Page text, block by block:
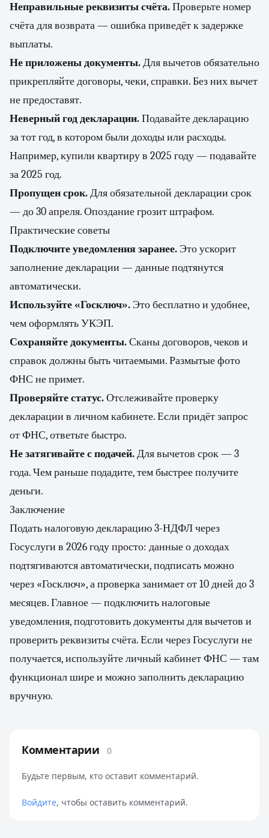
Неправильные реквизиты счёта.Проверьте номер
счёта для возврата — ошибка приведёт к задержке
выплаты.
Не приложены документы.Для вычетов обязательно
прикрепляйте договоры, чеки, справки. Без них вычет
не предоставят.
Неверный год декларации.Подавайте декларацию
за тот год, в котором были доходы или расходы.
Например, купили квартиру в 2025 году — подавайте
за 2025 год.
Пропущен срок.Для обязательной декларации срок
— до 30 апреля. Опоздание грозит штрафом.
Практические советы
Подключите уведомления заранее. Это ускорит
заполнение декларации — данные подтянутся
автоматически.
Используйте «Госключ». Это бесплатно и удобнее,
чем оформлять УКЭП.
Сохраняйте документы.Сканы договоров, чеков и
справок должны быть читаемыми. Размытые фото
ФНС не примет.
Проверяйте статус.Отслеживайте проверку
декларации в личном кабинете. Если придёт запрос
от ФНС, ответьте быстро.
Не затягивайте с подачей.Для вычетов срок — 3
года. Чем раньше подадите, тем быстрее получите
деньги.
Заключение
Подать налоговую декларацию 3-НДФЛ через
Госуслуги в 2026 году просто: данные о доходах
подтягиваются автоматически, подписать можно
через «Госключ», а проверка занимает от 10 дней до 3
месяцев. Главное — подключить налоговые
уведомления, подготовить документы для вычетов и
проверить реквизиты счёта. Если через Госуслуги не
получается, используйте личный кабинет ФНС — там
функционал шире и можно заполнить декларацию
вручную.
Комментарии 0
Будьте первым, кто оставит комментарий.
Войдите, чтобы оставить комментарий.